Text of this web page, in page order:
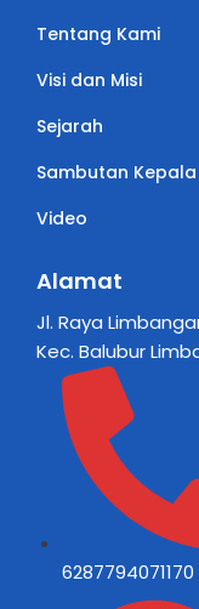
Tentang Kami
Visi dan Misi
Sejarah
Sambutan Kepala
Video
Alamat
Jl. Raya
Kec. Balubur
6287794071170